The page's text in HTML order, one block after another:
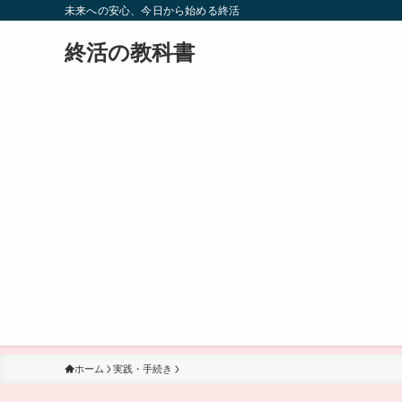
未来への安心、今日から始める終活
終活の教科書
ホーム 実践・手続き